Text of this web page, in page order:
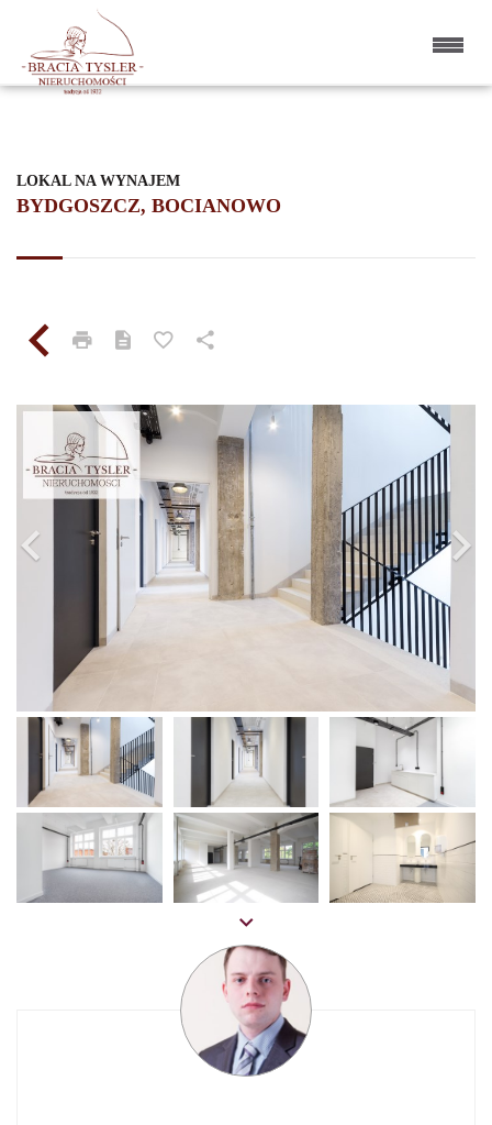
BYDGOSZCZ, BOCIANOWO
LOKAL NA WYNAJEM